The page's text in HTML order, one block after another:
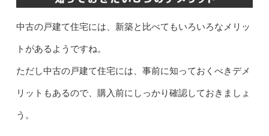
中古の戸建て住宅には、新築と比べてもいろいろなメリッ
トがあるようですね。
ただし中古の戸建て住宅には、事前に知っておくべきデメ
リットもあるので、購入前にしっかり確認しておきましょ
う。